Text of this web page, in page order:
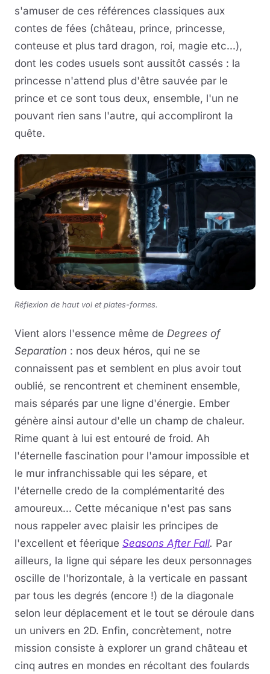
s'amuser de ces références classiques aux
contes de fées (château, prince, princesse,
conteuse et plus tard dragon, roi, magie etc...),
dont les codes usuels sont aussitôt cassés : la
princesse n'attend plus d'être sauvée par le
prince et ce sont tous deux, ensemble, l'un ne
pouvant rien sans l'autre, qui accompliront la
quête.
Réflexion de haut vol et plates-formes.
Vient alors l'essence même de Degrees of
Separation : nos deux héros, qui ne se
connaissent pas et semblent en plus avoir tout
oublié, se rencontrent et cheminent ensemble,
mais séparés par une ligne d'énergie. Ember
génère ainsi autour d'elle un champ de chaleur.
Rime quant à lui est entouré de froid. Ah
l'éternelle fascination pour l'amour impossible et
le mur infranchissable qui les sépare, et
l'éternelle credo de la complémentarité des
amoureux... Cette mécanique n'est pas sans
nous rappeler avec plaisir les principes de
l'excellent et féerique Seasons After Fall. Par
ailleurs, la ligne qui sépare les deux personnages
oscille de l'horizontale, à la verticale en passant
par tous les degrés (encore !) de la diagonale
selon leur déplacement et le tout se déroule dans
un univers en 2D. Enfin, concrètement, notre
mission consiste à explorer un grand château et
cinq autres en mondes en récoltant des foulards